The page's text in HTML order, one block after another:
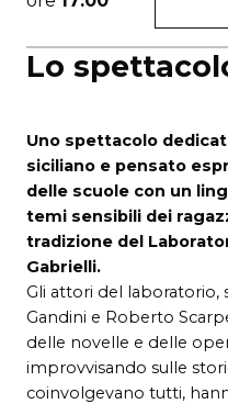
Lo
Uno spettacolo
siciliano e pensato
delle scuole con un
temi sensibili dei
tradizione del
Gabrielli.
Gli attori del
Gandini e Roberto
delle novelle e delle
improvvisando sulle
coinvolgevano tutti,